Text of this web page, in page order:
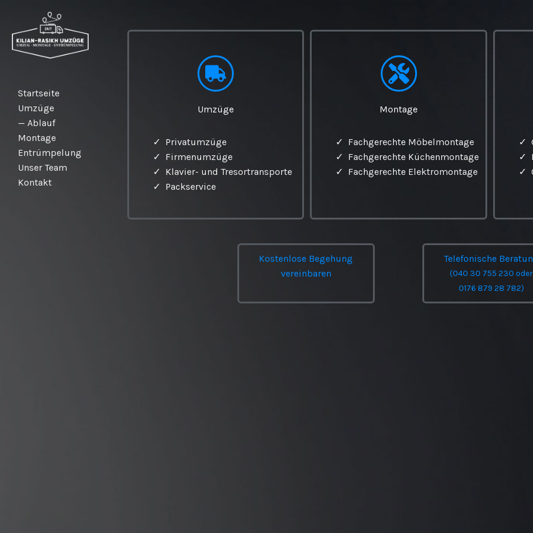
springen
Startseite
Umzüge
— Ablauf
Montage
Entrümpelung
Unser Team
Kontakt
Umzüge
✓ Privatumzüge
✓ Firmenumzüge
✓ Klavier- und Tresortransporte
✓ Packservice
Montage
✓ Fachgerechte Möbelmontage
✓ Fachgerechte Küchenmontage
✓ Fachgerechte Elektromontage
✓
✓
✓
Kostenlose Begehung
vereinbaren
Telefonische
(040 30 755 230 oder
0176 879 28 782)